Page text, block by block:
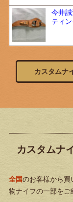
今井
ティ
カスタムナ
カスタムナ
全国のお客様から買
物ナイフの一部をご